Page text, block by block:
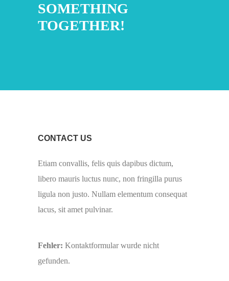
SOMETHING
TOGETHER!
CONTACT US
Etiam convallis, felis quis dapibus dictum,
libero mauris luctus nunc, non fringilla purus
ligula non justo. Nullam elementum consequat
lacus, sit amet pulvinar.
Fehler: Kontaktformular wurde nicht
gefunden.